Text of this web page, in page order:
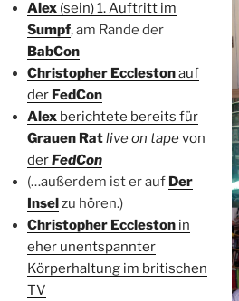
Alex (sein) 1. Auftritt im
Sumpf, am Rande der
BabCon
Christopher Ecclestonauf
der FedCon
Alex berichtete bereits für
Grauen Ratlive on tapevon
derFedCon
(…außerdem ist er auf Der
Inselzu hören.)
Christopher Eccleston in
eher unentspannter
Körperhaltung im britischen
TV